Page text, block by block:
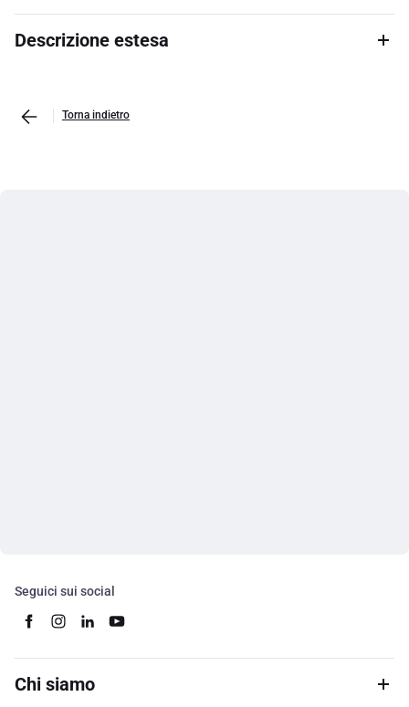
Descrizione estesa
Torna indietro
Seguici sui social
Chi siamo